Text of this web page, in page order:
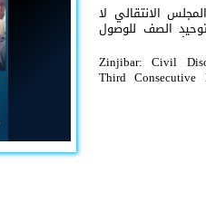
الانتقالي لا
الصف للوصول
أولوية تفرضها
Zinjibar: Civil
Third